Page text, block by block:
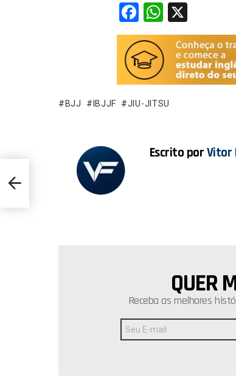
F
a
ce
b
o
o
W
h
at
s
A
p
BJJ IBJJF JIU-JITSU
Escrito porVitor
QUER
Receba as melhores
de
E-